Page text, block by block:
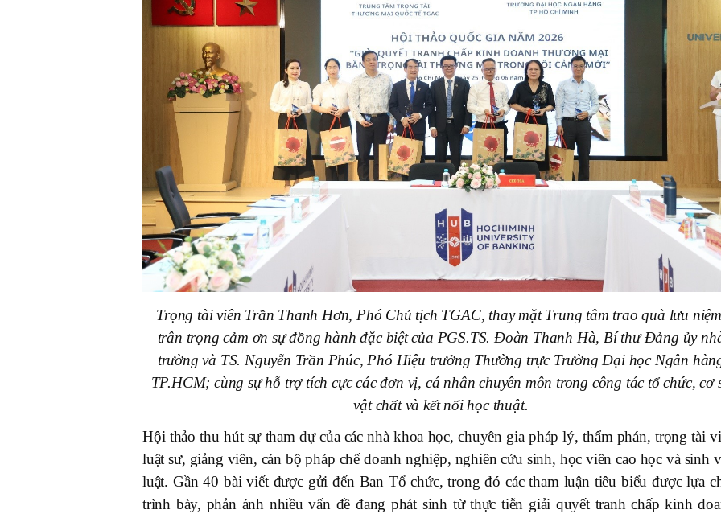
Trọng tài viên Trần Thanh Hơn, Phó Chủ tịch TGAC, thay mặt Trung tâm trao quà lưu
trân trọng cảm ơn sự đồng hành đặc biệt của PGS.TS. Đoàn Thanh Hà, Bí thư Đảng ủy
trường và TS. Nguyễn Trần Phúc, Phó Hiệu trưởng Thường trực Trường Đại học Ngân
TP.HCM; cùng sự hỗ trợ tích cực các đơn vị, cá nhân chuyên môn trong công tác tổ chức, cơ
vật chất và kết nối học thuật.
Hội thảo thu hút sự tham dự của các nhà khoa học, chuyên gia pháp lý, thẩm phán, trọng tài
luật sư, giảng viên, cán bộ pháp chế doanh nghiệp, nghiên cứu sinh, học viên cao học và sinh
luật. Gần 40 bài viết được gửi đến Ban Tổ chức, trong đó các tham luận tiêu biểu được lựa
trình bày, phản ánh nhiều vấn đề đang phát sinh từ thực tiễn giải quyết tranh chấp kinh